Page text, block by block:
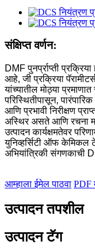
संक्षिप्त वर्णन:
DMF पुनर्प्राप्ती
आहे, जी प्रक्रिया
यांच्यातील मोठ्या
परिस्थितीपासून,
आणि प्रभावी निरीक्षण
अस्थिर असते आणि रचना
उत्पादन कार्यक्षमतेवर
युनिव्हर्सिटी ऑफ केमिकल
अभियांत्रिकी संगणकाची
आम्हाला ईमेल पाठवा PDF
उत्पादन तपशील
उत्पादन टॅग